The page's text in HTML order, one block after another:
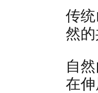
传
然
自
在